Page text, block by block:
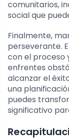
comunitarios,
social que
Finalmente,
perseverante.
con el proceso
enfrentes
alcanzar el
una
puedes
significativo